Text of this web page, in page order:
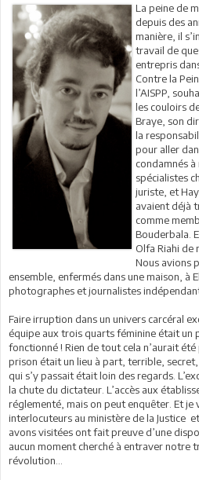
La peine de
depuis des
manière, il
travail de
entrepris
Contre la
l’AISPP,
les couloirs
Braye, son
la
pour aller
condamnés à
spécialistes
juriste, et
avaient déjà
comme
Bouderbala.
Olfa Riahi de
Nous avions
ensemble, enfermés dans une maison, à
photographes et journalistes
Faire irruption dans un univers carcéral
équipe aux trois quarts féminine était un
fonctionné ! Rien de tout cela n’aurait
prison était un lieu à part, terrible,
qui s’y passait était loin des regards.
la chute du dictateur. L’accès aux
réglementé, mais on peut enquêter. Et je
interlocuteurs au ministère de la Justice
avons visitées ont fait preuve d’une
aucun moment cherché à entraver notre
révolution…